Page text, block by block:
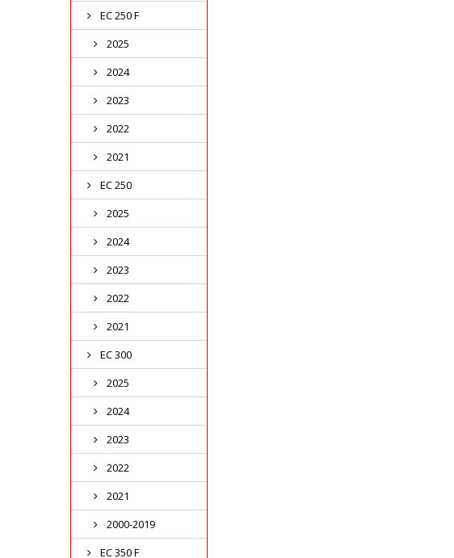
EC 250 F
2025
2024
2023
2022
2021
EC 250
2025
2024
2023
2022
2021
EC 300
2025
2024
2023
2022
2021
2000-2019
EC 350 F